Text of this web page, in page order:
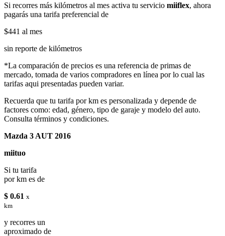
Si recorres más kilómetros al mes activa tu servicio miiflex, ahora
pagarás una tarifa preferencial de
$441 al mes
sin reporte de kilómetros
*La comparación de precios es una referencia de primas de
mercado, tomada de varios compradores en línea por lo cual las
tarifas aqui presentadas pueden variar.
Recuerda que tu tarifa por km es personalizada y depende de
factores como: edad, género, tipo de garaje y modelo del auto.
Consulta términos y condiciones.
Mazda 3 AUT 2016
miituo
Si tu tarifa
por km es de
$ 0.61 x
km
y recorres un
aproximado de